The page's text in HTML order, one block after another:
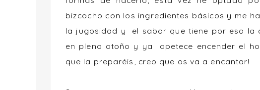
bizcocho con los ingredientes básicos y me
la jugosidad y el sabor que tiene por eso la
en pleno otoño y ya apetece encender el
que la preparéis, creo que os va a encantar!